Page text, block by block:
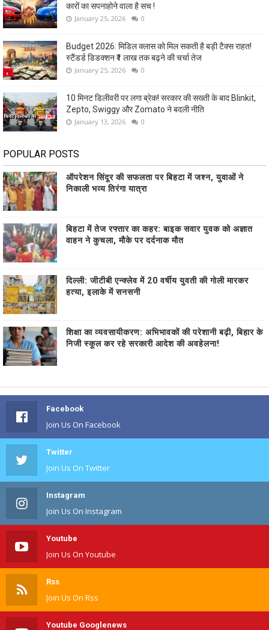
कारों का सपनाहोने वाला है सच !
January 25, 2026 0
Budget 2026: मिडिल क्लास को मिल सकती है बड़ी टैक्स राहत!
स्टैंडर्ड डिडक्शन ₹1 लाख तक बढ़ने की चर्चा तेज
January 25, 2026 0
10 मिनट डिलीवरी पर लगा ब्रेक! सरकार की सख्ती के बाद Blinkit,
Zepto, Swiggy और Zomato ने बदली नीति
January 13, 2026 0
POPULAR POSTS
ऑपरेशन सिंदूर की सफलता पर बिहटा में जश्न, युवाओं ने
निकाली भव्य तिरंगा यात्रा
बिहटा में तेज रफ्तार का कहर: बाइक सवार युवक को अज्ञात
वाहन ने कुचला, मौके पर दर्दनाक मौत
दिल्ली: जीटीबी एन्क्लेव में 20 वर्षीय युवती की गोली मारकर
हत्या, इलाके में सनसनी
शिक्षा का व्यवसायीकरण: अभिभावकों की परेशानी बढ़ी, बिहार के
निजी स्कूल कर रहे सरकारी आदेश की अवहेलना!
Facebook
Join Us On Facebook
Twitter
Join Us On Twitter
Instagram
Join Us On Instagram
Youtube
Join Us On Youtube
Rss
Join Us On Rss
Youtube Googlenews